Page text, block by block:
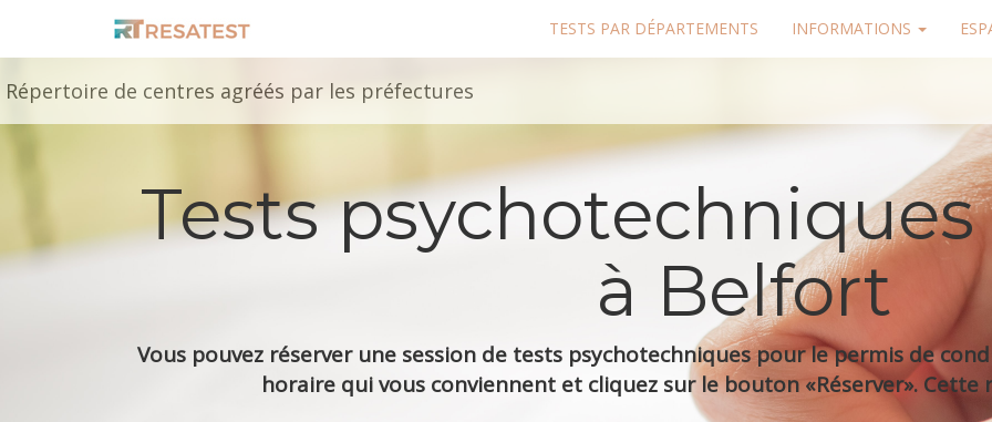
TESTS PAR DÉPARTEMENTS INFORMATIONS
Répertoire de centres agréés par les préfectures
Tests
à Belfort
Vous pouvez réserver une session de tests psychotechniques pour le permis de
horaire qui vous conviennent et cliquez sur le bouton «Réserver».